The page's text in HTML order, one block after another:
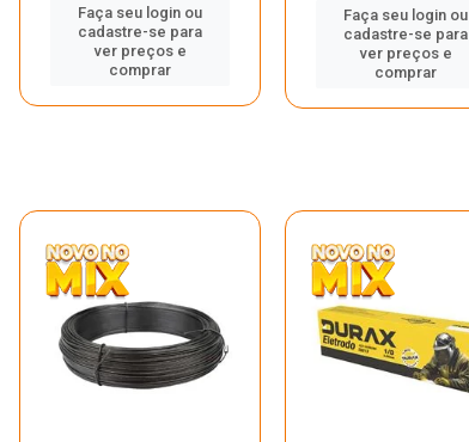
Faça seu login ou
cadastre-se para
ver preços e
comprar
Faça seu login ou
cadastre-se para
ver preços e
comprar